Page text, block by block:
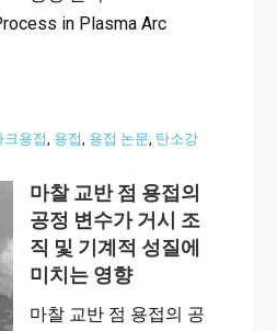
in Plasma Arc
크용접, 용접, 용접 논문, 탄소강
마찰 교반 점 용접의
공정 변수가 거시 조
직 및 기계적 성질에
미치는 영향
마찰 교반 점 용접의 공